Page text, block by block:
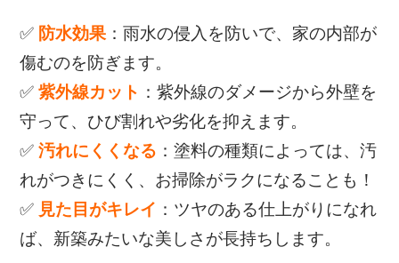
✅ 防水効果 ：雨水の侵入を防いで、家の内部が
傷むのを防ぎます。
✅紫外線カット ：紫外線のダメージから外壁を
守って、ひび割れや劣化を抑えます。
✅汚れにくくなる ：塗料の種類によっては、汚
れがつきにくく、お掃除がラクになることも！
✅ 見た目がキレイ ：ツヤのある仕上がりになれ
ば、新築みたいな美しさが長持ちします。